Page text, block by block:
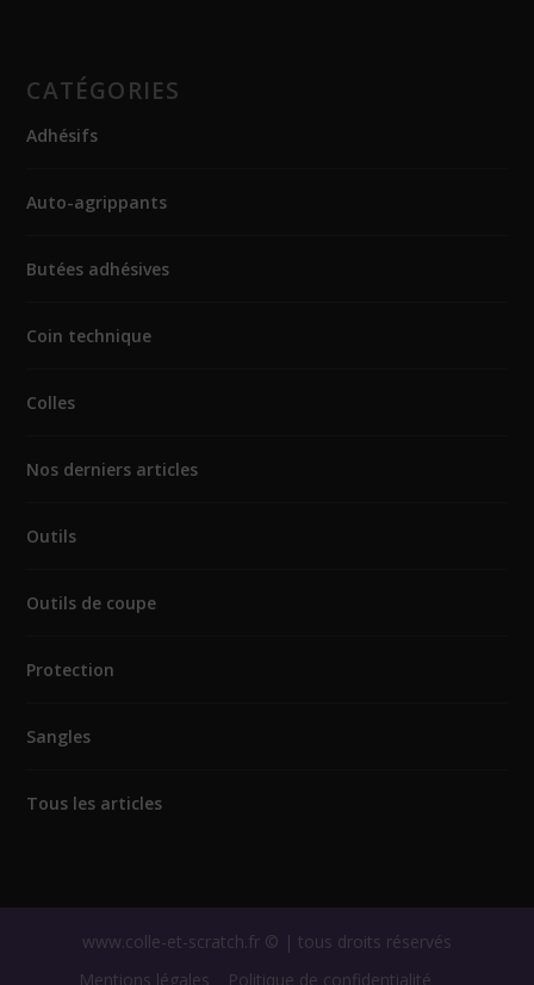
CATÉGORIES
Adhésifs
Auto-agrippants
Butées adhésives
Coin technique
Colles
Nos derniers articles
Outils
Outils de coupe
Protection
Sangles
Tous les articles
www.colle-et-scratch.fr © | tous droits réservés
Mentions légales
Politique de confidentialité